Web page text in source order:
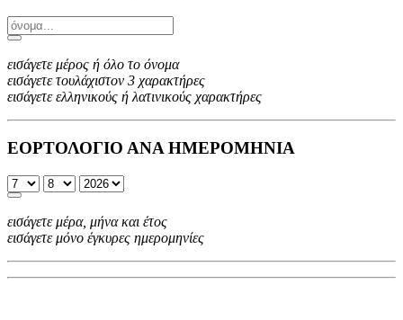
εισάγετε μέρος ή όλο το όνομα
εισάγετε τουλάχιστον 3 χαρακτήρες
εισάγετε ελληνικούς ή λατινικούς χαρακτήρες
ΕΟΡΤΟΛΟΓΙΟ ΑΝΑ ΗΜΕΡΟΜΗΝΙΑ
εισάγετε μέρα, μήνα και έτος
εισάγετε μόνο έγκυρες ημερομηνίες